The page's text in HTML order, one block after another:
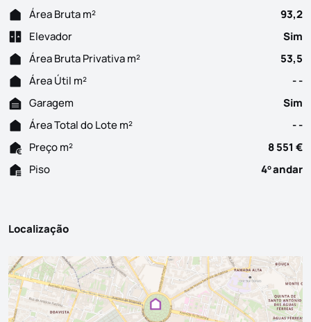
Área Bruta m²
93,2
Elevador
Sim
Área Bruta Privativa m²
53,5
Área Útil m²
- -
Garagem
Sim
Área Total do Lote m²
- -
Preço m²
8 551 €
Piso
4oandar
Localização